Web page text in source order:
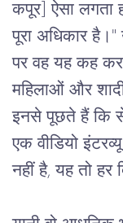
कपूर] ऐसा लगता
पूरा अधिकार है। "
पर वह यह कह कर
महिलाओं और
इनसे पूछते हैं कि
एक वीडियो इंटरव्यू
नहीं है, यह तो हर